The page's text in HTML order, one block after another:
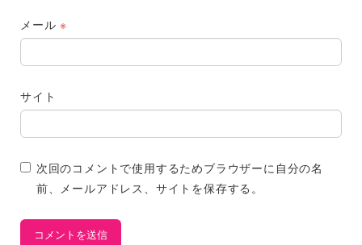
メール※
サイト
次回のコメントで使用するためブラウザーに自分の名
前、メールアドレス、サイトを保存する。